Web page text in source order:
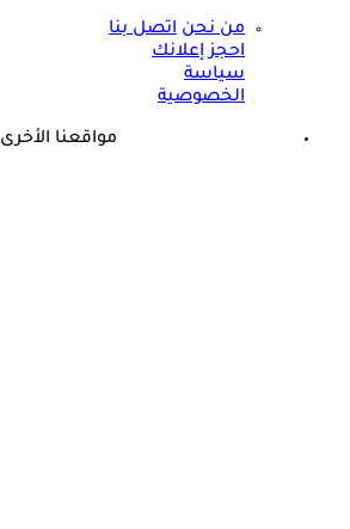
من نحن اتصل بنا
احجز إعلانك
سياسة
الخصوصية
مواقعنا الأخرى